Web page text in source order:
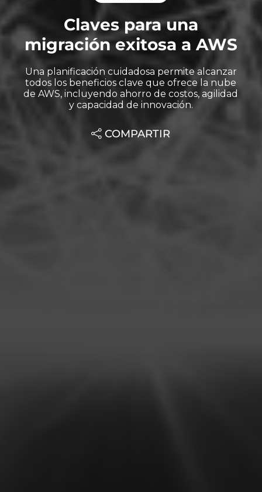
Claves para una
migración exitosa a AWS
Una planificación cuidadosa permite alcanzar
todos los beneficios clave que ofrece la nube
de AWS, incluyendo ahorro de costos, agilidad
y capacidad de innovación.
COMPARTIR